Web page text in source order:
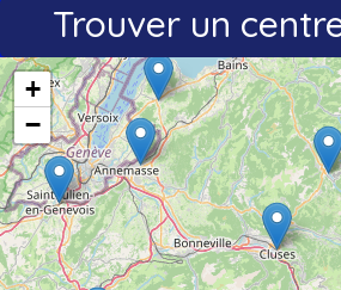
Trouver un
+
−